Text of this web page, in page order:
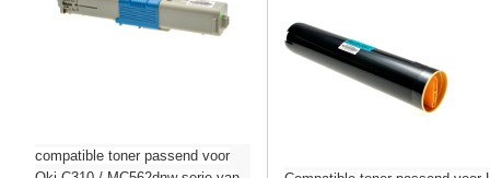
compatible toner passend voor